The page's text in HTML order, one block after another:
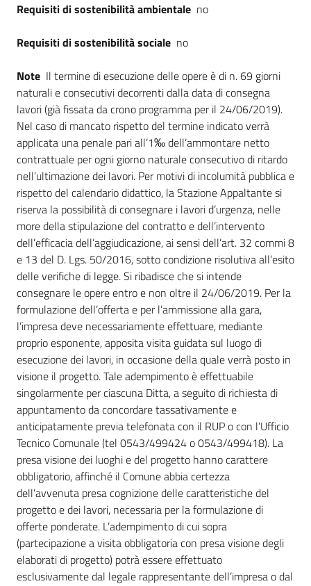
Requisiti di sostenibilità ambientale no
Requisiti di sostenibilità sociale no
Note Il termine di esecuzione delle opere è di n. 69 giorni
naturali e consecutivi decorrenti dalla data di consegna
lavori (già fissata da crono programma per il 24/06/2019).
Nel caso di mancato rispetto del termine indicato verrà
applicata una penale pari all’1‰ dell’ammontare netto
contrattuale per ogni giorno naturale consecutivo di ritardo
nell’ultimazione dei lavori. Per motivi di incolumità pubblica e
rispetto del calendario didattico, la Stazione Appaltante si
riserva la possibilità di consegnare i lavori d’urgenza, nelle
more della stipulazione del contratto e dell’intervento
dell’efficacia dell’aggiudicazione, ai sensi dell’art. 32 commi 8
e 13 del D. Lgs. 50/2016, sotto condizione risolutiva all’esito
delle verifiche di legge. Si ribadisce che si intende
consegnare le opere entro e non oltre il 24/06/2019. Per la
formulazione dell’offerta e per l’ammissione alla gara,
l’impresa deve necessariamente effettuare, mediante
proprio esponente, apposita visita guidata sul luogo di
esecuzione dei lavori, in occasione della quale verrà posto in
visione il progetto. Tale adempimento è effettuabile
singolarmente per ciascuna Ditta, a seguito di richiesta di
appuntamento da concordare tassativamente e
anticipatamente previa telefonata con il RUP o con l’Ufficio
Tecnico Comunale (tel 0543/499424 o 0543/499418). La
presa visione dei luoghi e del progetto hanno carattere
obbligatorio, affinché il Comune abbia certezza
dell’avvenuta presa cognizione delle caratteristiche del
progetto e dei lavori, necessaria per la formulazione di
offerte ponderate. L’adempimento di cui sopra
(partecipazione a visita obbligatoria con presa visione degli
elaborati di progetto) potrà essere effettuato
esclusivamente dal legale rappresentante dell’impresa o dal